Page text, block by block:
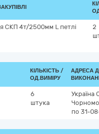
СКП 4т/2500мм L петлі
2
КІЛЬКІСТЬ /
ОД.ВИМІРУ
АДРЕСА
6
штука
Україна
по 31-